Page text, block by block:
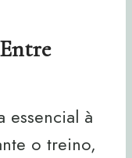
essencial à
o treino,